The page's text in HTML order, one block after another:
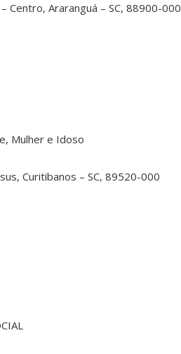
Centro, Araranguá – SC, 88900-000
Mulher e Idoso
Curitibanos – SC, 89520-000